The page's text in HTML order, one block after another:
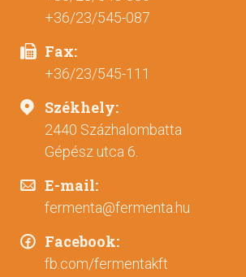
+36/23/545-087
Fax:
+36/23/545-111
Székhely:
2440 Százhalombatta
Gépész utca 6.
E-mail:
fermenta@fermenta.hu
Facebook:
fb.com/fermentakft